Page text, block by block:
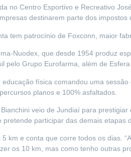
no Centro Esportivo e Recreativo
destinarem parte dos
tem patrocínio de Foxconn, maior
Nuodex, que desde 1954 produz
pelo Grupo Eurofarma, além de
física comandou uma
planos e 100% asfaltados.
veio de Jundiaí para
participar das demais etapas
km e conta que corre todos os dias.
os 10 km, mas como tenho outras